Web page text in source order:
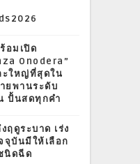
ร้อมเปิด
Onodera”
ะใหญ่ที่สุดใน
ยพานระดับ
ปั้นสดทุกคำ
ฤดูระบาด เร่ง
บันมีให้เลือก
นิดฉีด